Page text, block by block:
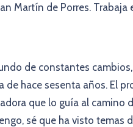
Martín de Porres. Trabaja
de constantes
de hace sesenta años. El
que lo guía al camino
sé que ha visto temas